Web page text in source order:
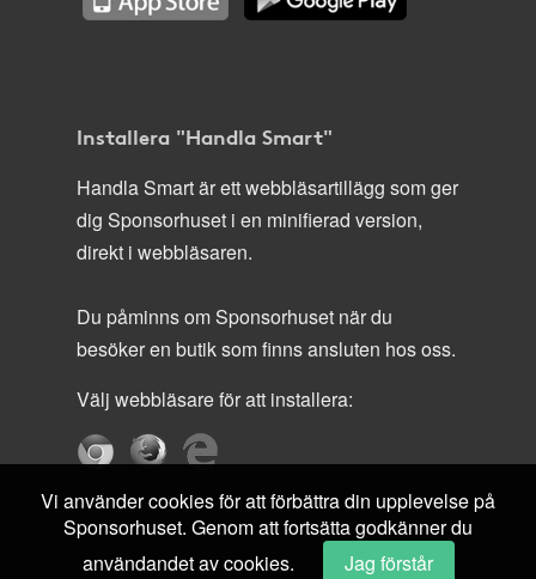
Installera "Handla Smart"
Handla Smart är ett webbläsartillägg som ger
dig Sponsorhuset i en minifierad version,
direkt i webbläsaren.
Du påminns om Sponsorhuset när du
besöker en butik som finns ansluten hos oss.
Välj webbläsare för att installera:
Vi använder cookies för att förbättra din upplevelse på
Sponsorhuset. Genom att fortsätta godkänner du
användandet av cookies.
Jag förstår